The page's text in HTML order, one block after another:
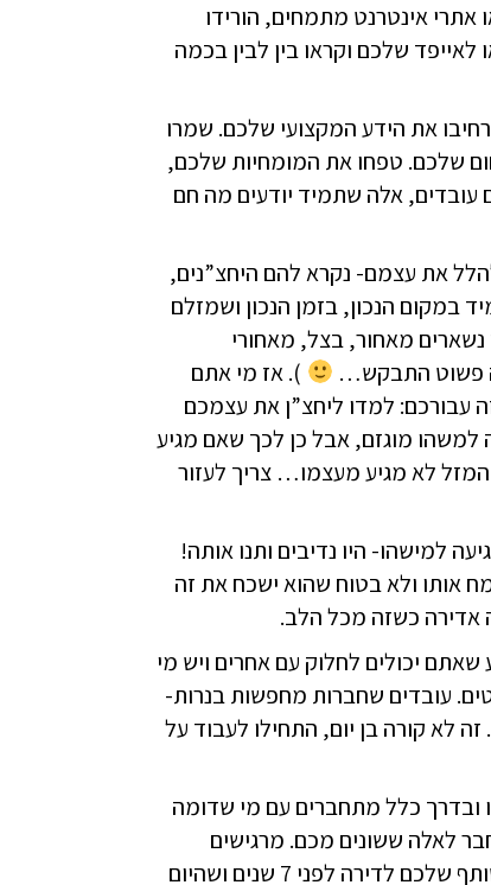
אתרי אינטרנט מתמחים, הורידו
לאייפד שלכם וקראו בין לבין בכמה
את הידע המקצועי שלכם. שמרו
שלכם. טפחו את המומחיות שלכם,
עובדים, אלה שתמיד יודעים מה חם
את עצמם- נקרא להם היחצ”נים,
במקום הנכון, בזמן הנכון ושמזלם
מאחור, בצל, מאחורי
פשוט התבקש…
). אז מי אתם
עבורכם: למדו ליחצ”ן את עצמכם
למשהו מוגזם, אבל כן לכך שאם מגיע
לא מגיע מעצמו… צריך לעזור
למישהו- היו נדיבים ותנו אותה!
ולא בטוח שהוא ישכח את זה
אדירה כשזה מכל הלב.
יכולים לחלוק עם אחרים ויש מי
עובדים שחברות מחפשות בנרות-
לא קורה בן יום, התחילו לעבוד על
ובדרך כלל מתחברים עם מי שדומה
לאלה ששונים מכם. מרגישים
תקועים בקריירה ובעבודה? הזמינו לקפה את החבר ההוא שהיה שותף שלכם לדירה לפני 7 שנים ושהיום